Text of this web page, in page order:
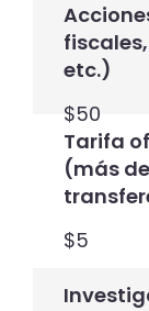
etc.)
$50
Tarifa
(más
$5